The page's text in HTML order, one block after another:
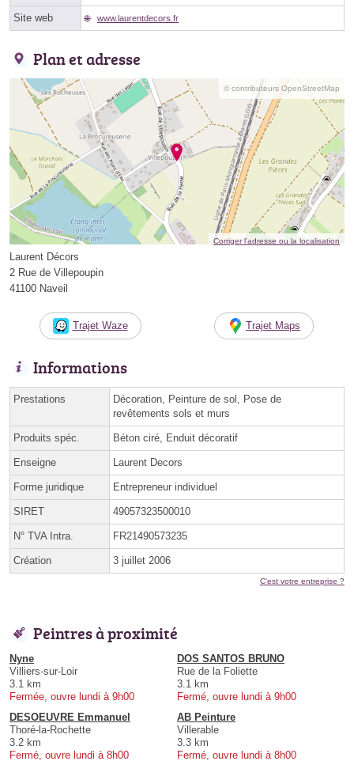
Site web www.laurentdecors.fr
Plan et adresse
© contributeurs OpenStreetMap
Corriger l’adresse ou la localisation
Laurent Décors
2 Rue de Villepoupin
41100 Naveil
Trajet Waze Trajet Maps
Informations
Prestations
Décoration, Peinture de sol, Pose de
revêtements sols et murs
Produits spéc. Béton ciré, Enduit décoratif
Enseigne Laurent Decors
Forme juridique Entrepreneur individuel
SIRET 49057323500010
N° TVA Intra. FR21490573235
Création 3 juillet 2006
C'est votre entreprise ?
Peintres à proximité
Nyne
Villiers-sur-Loir
3.1 km
Fermée, ouvre lundi à 9h00
DOS SANTOS BRUNO
Rue de la Foliette
3.1 km
Fermé, ouvre lundi à 9h00
DESOEUVRE Emmanuel
Thoré-la-Rochette
3.2 km
Fermé, ouvre lundi à 8h00
AB Peinture
Villerable
3.3 km
Fermé, ouvre lundi à 8h00